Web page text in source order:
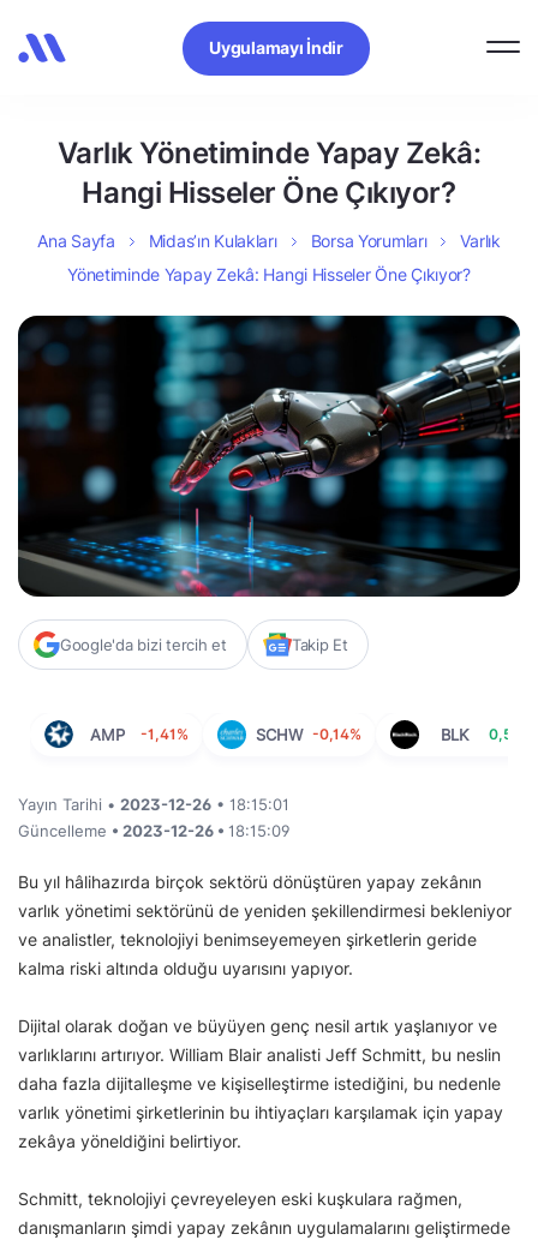
Uygulamayı İndir
Varlık Yönetiminde Yapay Zekâ:
Hangi Hisseler Öne Çıkıyor?
Ana Sayfa Midas’ın Kulakları Borsa Yorumları
Varlık
Yönetiminde Yapay Zekâ: Hangi Hisseler Öne Çıkıyor?
Google'da bizi tercih et Takip Et
AMP -1,41% SCHW -0,14% BLK 0,50%
Yayın Tarihi • 2023-12-26 • 18:15:01
Güncelleme • 2023-12-26 • 18:15:09
Bu yıl hâlihazırda birçok sektörü dönüştüren yapay zekânın
varlık yönetimi sektörünü de yeniden şekillendirmesi bekleniyor
ve analistler, teknolojiyi benimseyemeyen şirketlerin geride
kalma riski altında olduğu uyarısını yapıyor.
Dijital olarak doğan ve büyüyen genç nesil artık yaşlanıyor ve
varlıklarını artırıyor. William Blair analisti Jeff Schmitt, bu neslin
daha fazla dijitalleşme ve kişiselleştirme istediğini, bu nedenle
varlık yönetimi şirketlerinin bu ihtiyaçları karşılamak için yapay
zekâya yöneldiğini belirtiyor.
Schmitt, teknolojiyi çevreyeleyen eski kuşkulara rağmen,
danışmanların şimdi yapay zekânın uygulamalarını geliştirmede